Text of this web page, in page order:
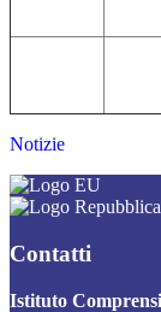
Notizie
Contatti
Istituto